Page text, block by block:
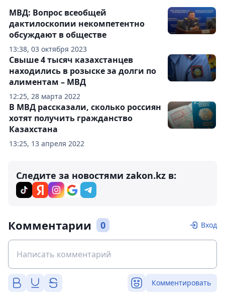
13:38, 03 октября 2023
МВД: Вопрос всеобщей
дактилоскопии некомпетентно
обсуждают в обществе
12:25, 28 марта 2022
Свыше 4 тысяч казахстанцев
находились в розыске за долги по
алиментам – МВД
13:25, 13 апреля 2022
В МВД рассказали, сколько россиян
хотят получить гражданство
Казахстана
Следите за новостями zakon.kz в:
Комментарии 0 Вход
Комментировать